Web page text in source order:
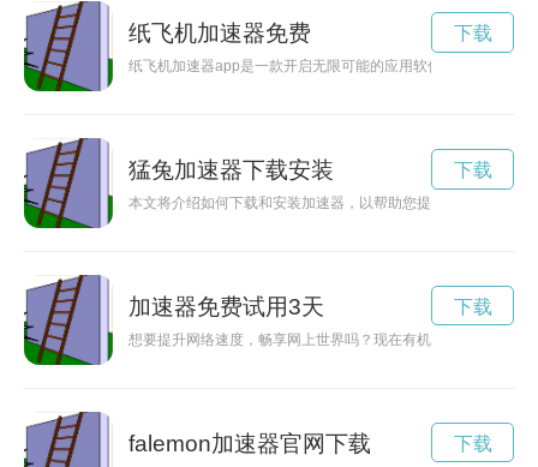
纸飞机加速器免费
纸飞机加速器app是一款开启无限可能的应用软件，通过加速
下载
猛兔加速器下载安装
本文将介绍如何下载和安装加速器，以帮助您提高下载速度，使
下载
加速器免费试用3天
想要提升网络速度，畅享网上世界吗？现在有机会体验加速器
下载
falemon加速器官网下载 下载